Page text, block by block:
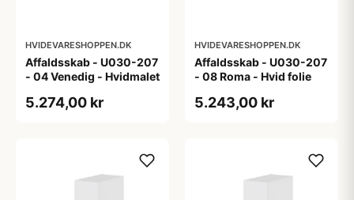
HVIDEVARESHOPPEN.DK
Affaldsskab - U030-207
- 04 Venedig - Hvidmalet
5.274,00 kr
HVIDEVARESHOPPEN.DK
Affaldsskab - U030-207
- 08 Roma - Hvid folie
5.243,00 kr